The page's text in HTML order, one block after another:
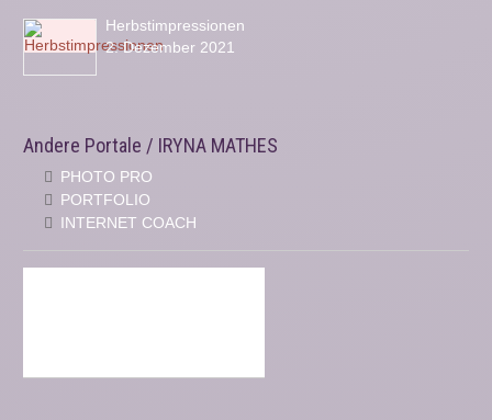
Herbstimpressionen
2. Dezember 2021
Andere Portale / IRYNA MATHES
PHOTO PRO
PORTFOLIO
INTERNET COACH